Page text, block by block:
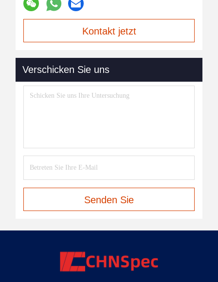
Kontakt jetzt
Verschicken Sie uns
Senden Sie